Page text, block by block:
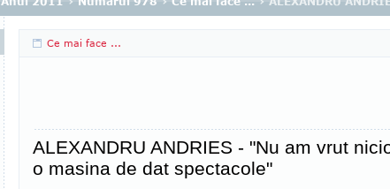
Ce mai face ...
ALEXANDRU ANDRIES - "Nu am vrut
o masina de dat spectacole"